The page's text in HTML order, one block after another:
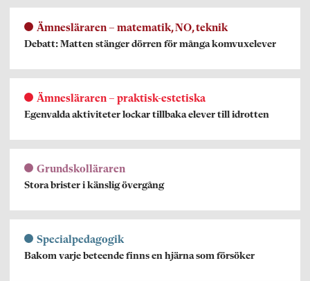
Ämnesläraren – matematik, NO, teknik
Debatt: Matten stänger dörren för många komvuxelever
Ämnesläraren – praktisk-estetiska
Egenvalda aktiviteter lockar tillbaka elever till idrotten
Grundskolläraren
Stora brister i känslig övergång
Specialpedagogik
Bakom varje beteende finns en hjärna som försöker